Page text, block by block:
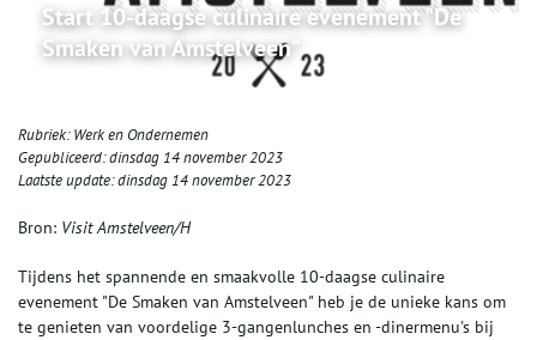
Start 10-daagse culinaire evenement "De
Smaken van Amstelveen“
Rubriek:Werk en Ondernemen
Gepubliceerd:dinsdag 14 november 2023
Laatste update:dinsdag 14 november 2023
Bron: Visit Amstelveen/H
Tijdens het spannende en smaakvolle 10-daagse culinaire
evenement "De Smaken van Amstelveen" heb je de unieke kans om
te genieten van voordelige 3-gangenlunches en -dinermenu's bij